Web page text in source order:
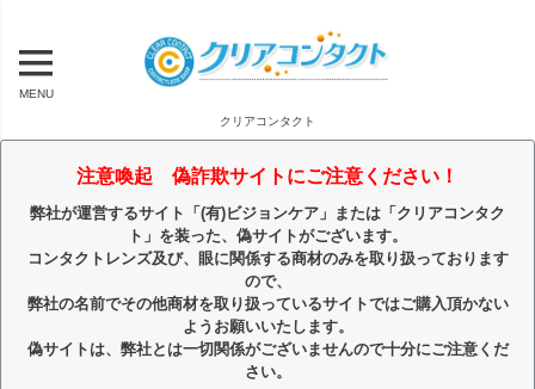
MENU
クリアコンタクト
注意喚起 偽詐欺サイトにご注意ください！
弊社が運営するサイト「(有)ビジョンケア」または「クリアコンタク
ト」を装った、偽サイトがございます。
コンタクトレンズ及び、眼に関係する商材のみを取り扱っております
ので、
弊社の名前でその他商材を取り扱っているサイトではご購入頂かない
ようお願いいたします。
偽サイトは、弊社とは一切関係がございませんので十分にご注意くだ
さい。